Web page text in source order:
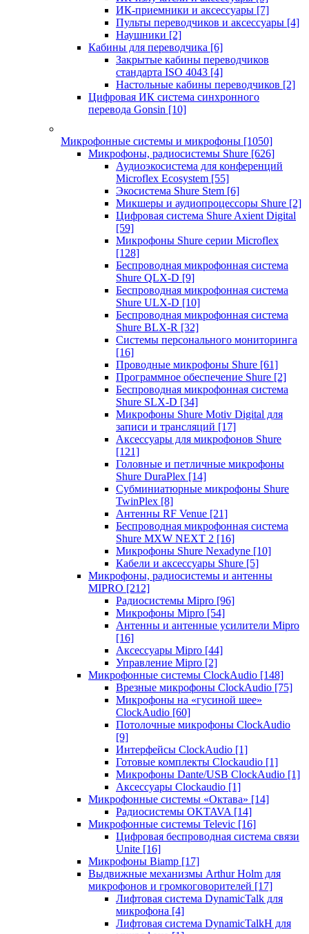
ИК-приемники и аксессуары [7]
Пульты переводчиков и аксессуары [4]
Наушники [2]
Кабины для переводчика [6]
Закрытые кабины переводчиков
стандарта ISO 4043 [4]
Настольные кабины переводчиков [2]
Цифровая ИК система синхронного
перевода Gonsin [10]
Микрофонные системы и микрофоны [1050]
Микрофоны, радиосистемы Shure [626]
Аудиоэкосистема для конференций
Microflex Ecosystem [55]
Экосистема Shure Stem [6]
Микшеры и аудиопроцессоры Shure [2]
Цифровая система Shure Axient Digital
[59]
Микрофоны Shure серии Microflex
[128]
Беспроводная микрофонная система
Shure QLX-D [9]
Беспроводная микрофонная система
Shure ULX-D [10]
Беспроводная микрофонная система
Shure BLX-R [32]
Системы персонального мониторинга
[16]
Проводные микрофоны Shure [61]
Программное обеспечение Shure [2]
Беспроводная микрофонная система
Shure SLX-D [34]
Микрофоны Shure Motiv Digital для
записи и трансляций [17]
Аксессуары для микрофонов Shure
[121]
Головные и петличные микрофоны
Shure DuraPlex [14]
Субминиатюрные микрофоны Shure
TwinPlex [8]
Антенны RF Venue [21]
Беспроводная микрофонная система
Shure MXW NEXT 2 [16]
Микрофоны Shure Nexadyne [10]
Кабели и аксессуары Shure [5]
Микрофоны, радиосистемы и антенны
MIPRO [212]
Радиосистемы Mipro [96]
Микрофоны Mipro [54]
Антенны и антенные усилители Mipro
[16]
Аксессуары Mipro [44]
Управление Mipro [2]
Микрофонные системы ClockAudio [148]
Врезные микрофоны ClockAudio [75]
Микрофоны на «гусиной шее»
ClockAudio [60]
Потолочные микрофоны ClockAudio
[9]
Интерфейсы ClockAudio [1]
Готовые комплекты Clockaudio [1]
Микрофоны Dante/USB ClockAudio [1]
Аксессуары Clockaudio [1]
Микрофонные системы «Октава» [14]
Радиосистемы OKTAVA [14]
Микрофонные системы Televic [16]
Цифровая беспроводная система связи
Unite [16]
Микрофоны Biamp [17]
Выдвижные механизмы Arthur Holm для
микрофонов и громкоговорителей [17]
Лифтовая система DynamicTalk для
микрофона [4]
Лифтовая система DynamicTalkH для